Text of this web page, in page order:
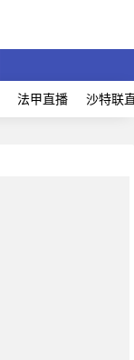
法甲直播 沙特联